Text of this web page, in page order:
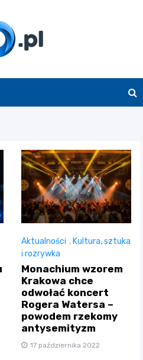
Aktualności , Kultura, sztuka
i rozrywka
Monachium wzorem
Krakowa chce
odwołać koncert
Rogera Watersa –
powodem rzekomy
antysemityzm
17 października 2022